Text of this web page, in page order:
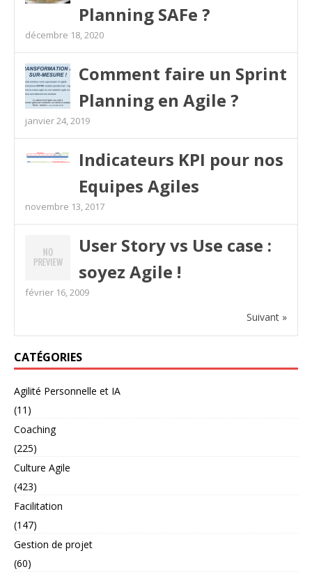
Planning SAFe ?
décembre 18, 2020
Comment faire un Sprint
Planning en Agile ?
janvier 24, 2019
Indicateurs KPI pour nos
Equipes Agiles
novembre 13, 2017
User Story vs Use case :
soyez Agile !
février 16, 2009
Suivant »
CATÉGORIES
Agilité Personnelle et IA
(11)
Coaching
(225)
Culture Agile
(423)
Facilitation
(147)
Gestion de projet
(60)